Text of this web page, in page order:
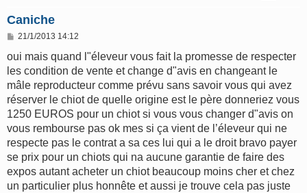
Caniche
M
s
a
g
e
21/1/2013 14:12
oui mais quand l"éleveur vous fait la promesse de respecter
les condition de vente et change d"avis en changeant le
mâle reproducteur comme prévu sans savoir vous qui avez
réserver le chiot de quelle origine est le père donneriez vous
1250 EUROS pour un chiot si vous vous changer d"avis on
vous rembourse pas ok mes si ça vient de l’éleveur qui ne
respecte pas le contrat a sa ces lui qui a le droit bravo payer
se prix pour un chiots qui na aucune garantie de faire des
expos autant acheter un chiot beaucoup moins cher et chez
un particulier plus honnête et aussi je trouve cela pas juste